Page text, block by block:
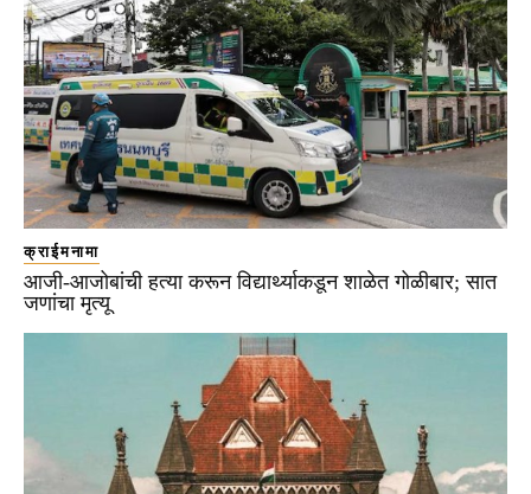
क्राईमनामा
आजी-आजोबांची हत्या करून विद्यार्थ्याकडून शाळेत गोळीबार; सात
जणांचा मृत्यू